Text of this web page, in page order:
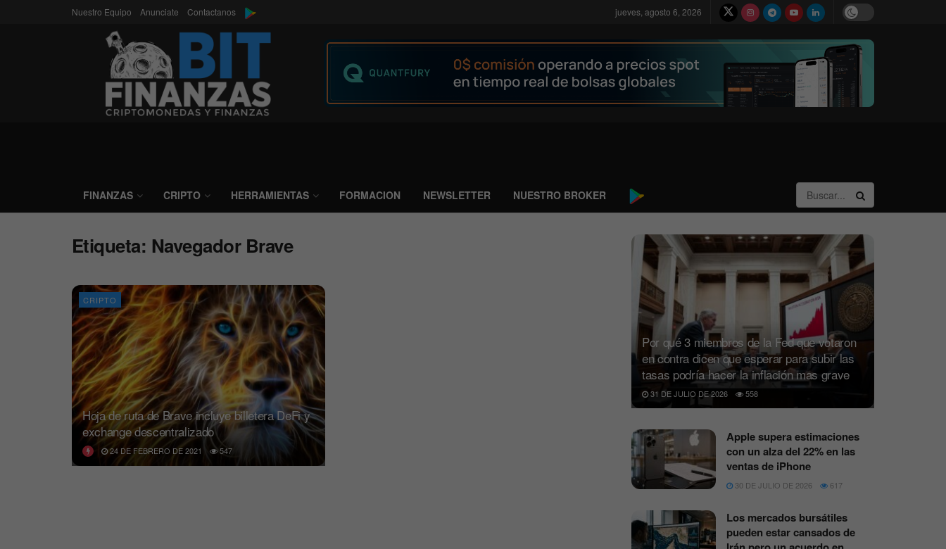
Nuestro Equipo Anunciate Contactanos jueves, agosto 6, 2026
FINANZAS CRIPTO HERRAMIENTAS FORMACION NEWSLETTER NUESTRO BROKER
Etiqueta: Navegador Brave
CRIPTO
Hoja de ruta de Brave incluye billetera DeFi y
exchange descentralizado
24 DE FEBRERO DE 2021 547
Por qué 3 miembros de la Fed que votaron
en contra dicen que esperar para subir las
tasas podría hacer la inflación mas grave
31 DE JULIO DE 2026 558
Apple supera estimaciones
con un alza del 22% en las
ventas de iPhone
30 DE JULIO DE 2026 617
Los mercados bursátiles
pueden estar cansados de